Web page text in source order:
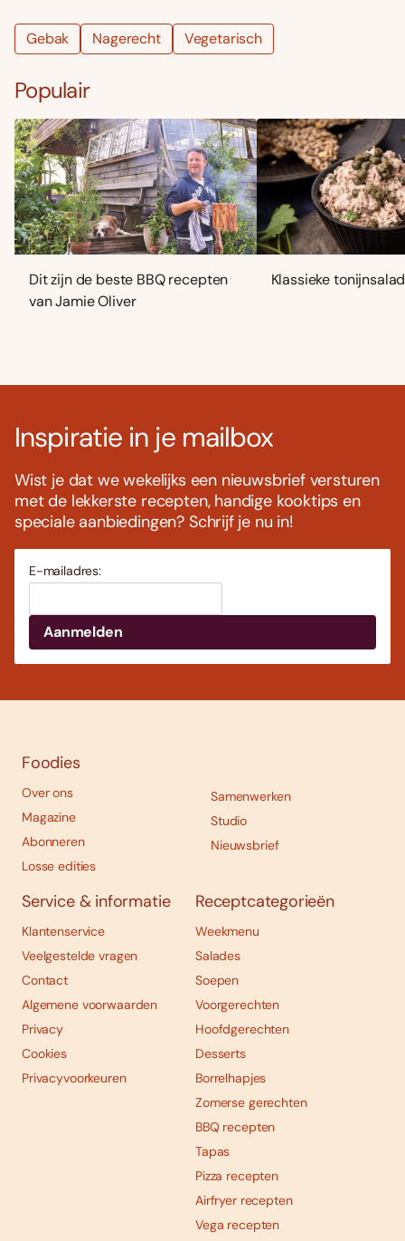
Gebak Nagerecht Vegetarisch
Populair
Dit zijn de beste BBQ recepten
van Jamie Oliver
Klassieke
Inspiratie in je mailbox
Wist je dat we wekelijks een nieuwsbrief versturen
met de lekkerste recepten, handige kooktips en
speciale aanbiedingen? Schrijf je nu in!
E-mailadres:
Foodies
Over ons
Magazine
Abonneren
Losse edities
Samenwerken
Studio
Nieuwsbrief
Service & informatie
Klantenservice
Veelgestelde vragen
Contact
Algemene voorwaarden
Privacy
Cookies
Privacyvoorkeuren
Receptcategorieën
Weekmenu
Salades
Soepen
Voorgerechten
Hoofdgerechten
Desserts
Borrelhapjes
Zomerse gerechten
BBQ recepten
Tapas
Pizza recepten
Airfryer recepten
Vega recepten